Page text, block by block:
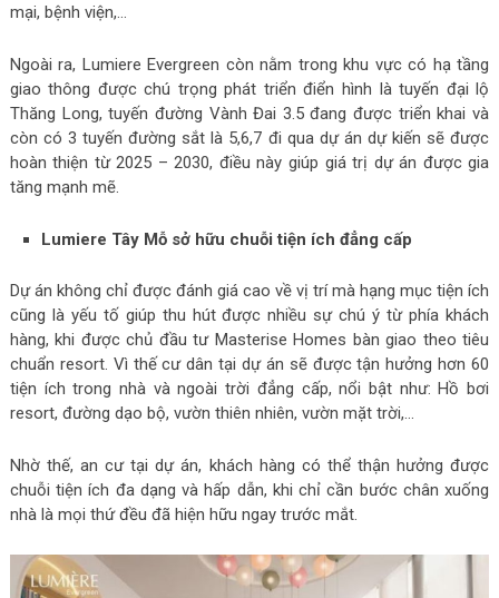
mại, bệnh viện,…
Ngoài ra, Lumiere Evergreen còn nằm trong khu vực có hạ tầng
giao thông được chú trọng phát triển điển hình là tuyến đại lộ
Thăng Long, tuyến đường Vành Đai 3.5 đang được triển khai và
còn có 3 tuyến đường sắt là 5,6,7 đi qua dự án dự kiến sẽ được
hoàn thiện từ 2025 – 2030, điều này giúp giá trị dự án được gia
tăng mạnh mẽ.
Lumiere Tây Mỗ sở hữu chuỗi tiện ích đẳng cấp
Dự án không chỉ được đánh giá cao về vị trí mà hạng mục tiện ích
cũng là yếu tố giúp thu hút được nhiều sự chú ý từ phía khách
hàng, khi được chủ đầu tư Masterise Homes bàn giao theo tiêu
chuẩn resort. Vì thế cư dân tại dự án sẽ được tận hưởng hơn 60
tiện ích trong nhà và ngoài trời đẳng cấp, nổi bật như: Hồ bơi
resort, đường dạo bộ, vườn thiên nhiên, vườn mặt trời,…
Nhờ thế, an cư tại dự án, khách hàng có thể thận hưởng được
chuỗi tiện ích đa dạng và hấp dẫn, khi chỉ cần bước chân xuống
nhà là mọi thứ đều đã hiện hữu ngay trước mắt.